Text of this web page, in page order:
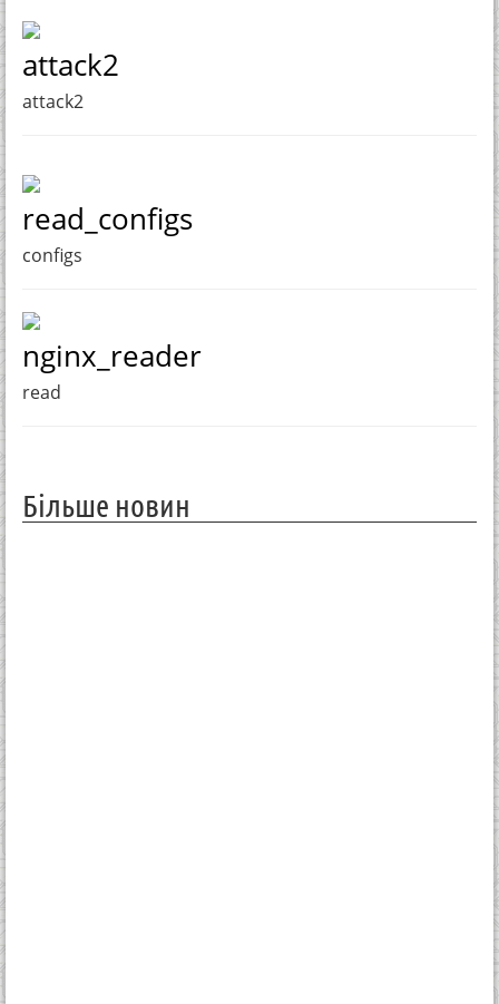
attack2
attack2
read_configs
configs
nginx_reader
read
Більше новин